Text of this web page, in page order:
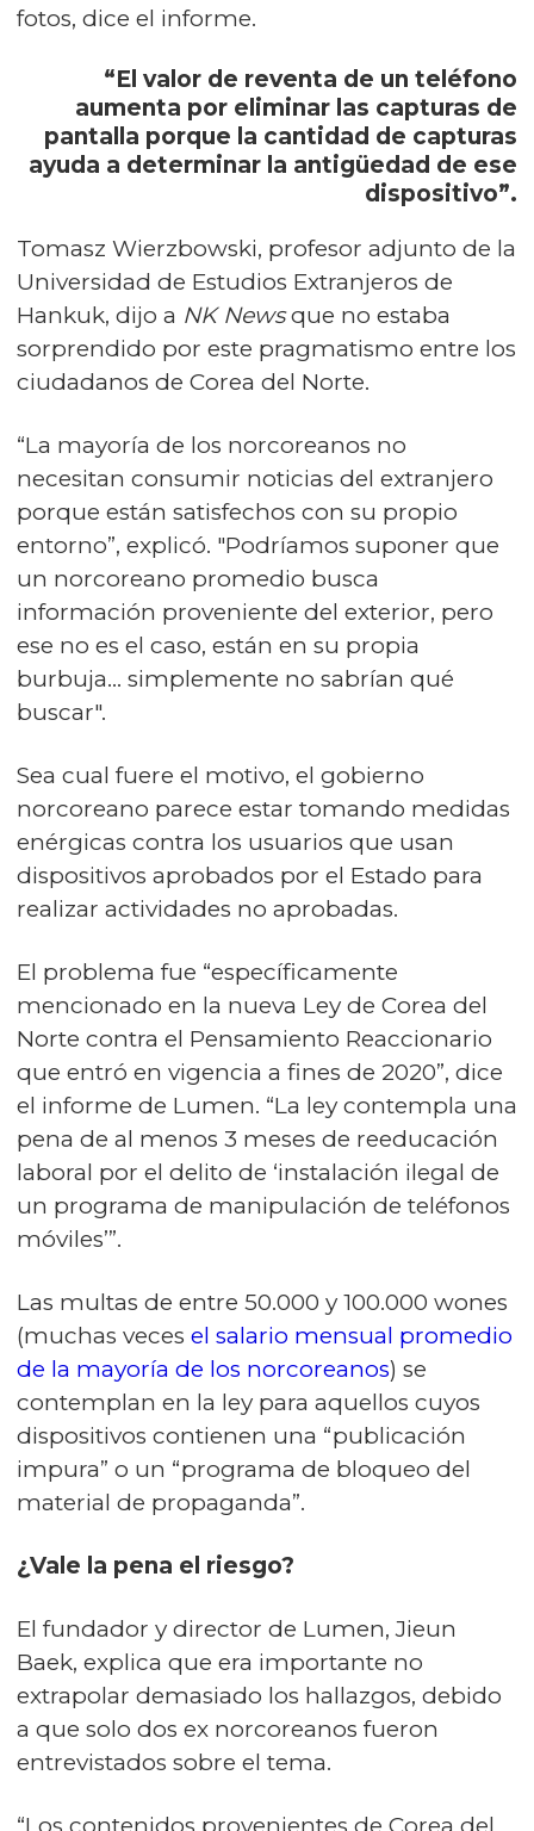
fotos, dice el informe.
“El valor de reventa de un teléfono
aumenta por eliminar las capturas de
pantalla porque la cantidad de capturas
ayuda a determinar la antigüedad de ese
dispositivo”.
Tomasz Wierzbowski, profesor adjunto de la
Universidad de Estudios Extranjeros de
Hankuk, dijo a NK Newsque no estaba
sorprendido por este pragmatismo entre los
ciudadanos de Corea del Norte.
“La mayoría de los norcoreanos no
necesitan consumir noticias del extranjero
porque están satisfechos con su propio
entorno”, explicó. "Podríamos suponer que
un norcoreano promedio busca
información proveniente del exterior, pero
ese no es el caso, están en su propia
burbuja... simplemente no sabrían qué
buscar".
Sea cual fuere el motivo, el gobierno
norcoreano parece estar tomando medidas
enérgicas contra los usuarios que usan
dispositivos aprobados por el Estado para
realizar actividades no aprobadas.
El problema fue “específicamente
mencionado en la nueva Ley de Corea del
Norte contra el Pensamiento Reaccionario
que entró en vigencia a fines de 2020”, dice
el informe de Lumen. “La ley contempla una
pena de al menos 3 meses de reeducación
laboral por el delito de ‘instalación ilegal de
un programa de manipulación de teléfonos
móviles’”.
Las multas de entre 50.000 y 100.000 wones
(muchas veces el salario mensual promedio
de la mayoría de los norcoreanos) se
contemplan en la ley para aquellos cuyos
dispositivos contienen una “publicación
impura” o un “programa de bloqueo del
material de propaganda”.
¿Vale la pena el riesgo?
El fundador y director de Lumen, Jieun
Baek, explica que era importante no
extrapolar demasiado los hallazgos, debido
a que solo dos ex norcoreanos fueron
entrevistados sobre el tema.
“Los contenidos provenientes de Corea del